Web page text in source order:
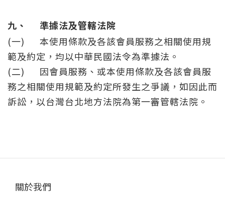
九、
準據法及管轄法院
(一)
本使用條款及各該會員服務之相關使用規
範及約定，均以中華民國法令為準據法。
(二)
因會員服務、或本使用條款及各該會員服
務之相關使用規範及約定所發生之爭議，如因此而
訴訟，以台灣台北地方法院為第一審管轄法院。
關於我們